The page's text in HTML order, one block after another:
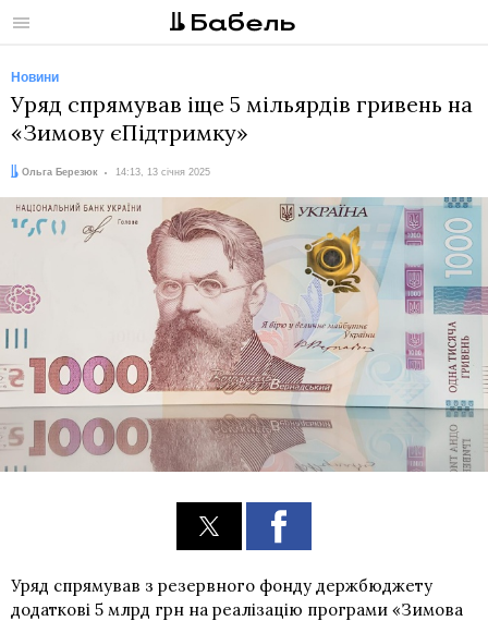
Меню
Новини
Уряд спрямував іще 5 мільярдів гривень на
«Зимову єПідтримку»
Автор:
Ольга Березюк
Дата: 14:13, 13 січня 2025
Уряд спрямував з резервного фонду держбюджету
додаткові 5 млрд грн на реалізацію програми «Зимова